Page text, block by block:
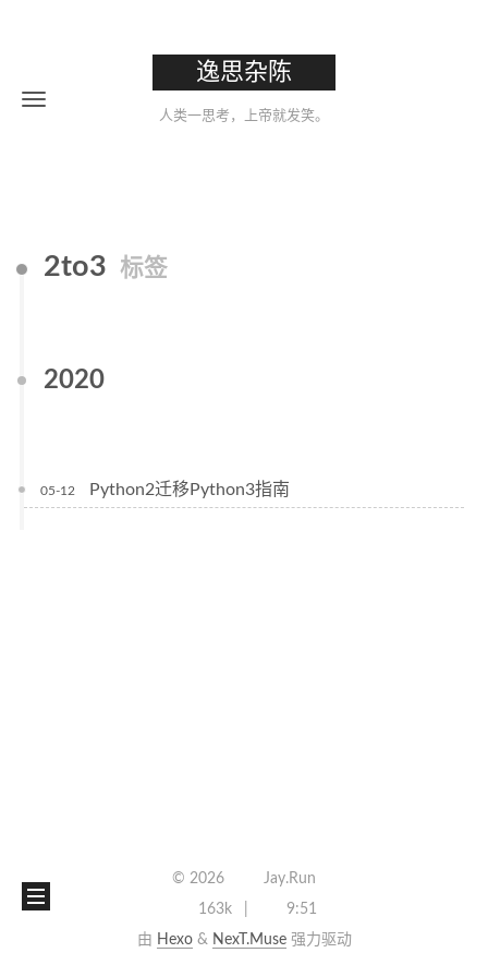
逸思杂陈
人类一思考，上帝就发笑。
2to3 标签
2020
05-12 Python2迁移Python3指南
©2026
Jay.Run
163k
9:51
由 Hexo& NexT.Muse强力驱动